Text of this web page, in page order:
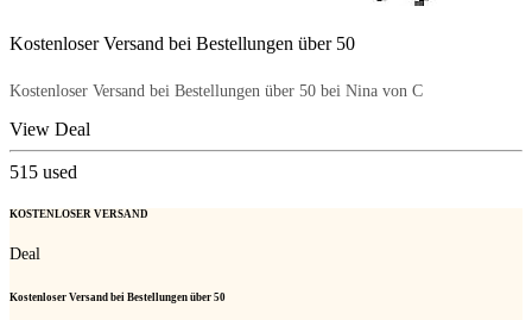
Kostenloser Versand bei Bestellungen über 50
Kostenloser Versand bei Bestellungen über 50 bei Nina von C
View Deal
515 used
KOSTENLOSER VERSAND
Deal
Kostenloser Versand bei Bestellungen über 50